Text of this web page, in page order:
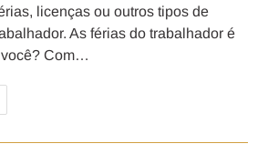
licenças ou outros tipos de
As férias do trabalhador é
você? Com…